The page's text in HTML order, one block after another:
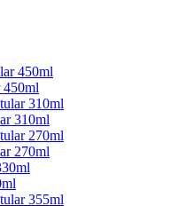
310ml
270ml